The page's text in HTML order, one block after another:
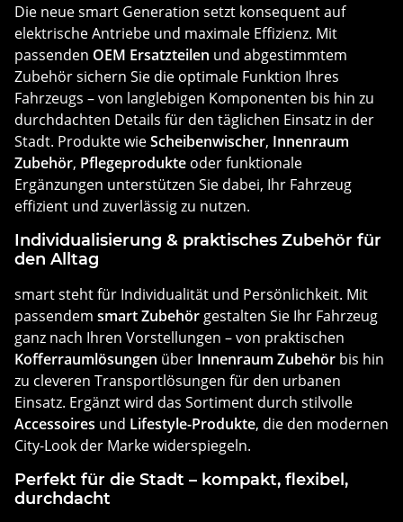
Die neue smart Generation setzt konsequent auf
elektrische Antriebe und maximale Effizienz. Mit
passenden OEM Ersatzteilen und abgestimmtem
Zubehör sichern Sie die optimale Funktion Ihres
Fahrzeugs – von langlebigen Komponenten bis hin zu
durchdachten Details für den täglichen Einsatz in der
Stadt. Produkte wieScheibenwischer, Innenraum
Zubehör, Pflegeprodukte oder funktionale
Ergänzungen unterstützen Sie dabei, Ihr Fahrzeug
effizient und zuverlässig zu nutzen.
Individualisierung & praktisches Zubehör für
den Alltag
smart steht für Individualität und Persönlichkeit. Mit
passendem smart Zubehör gestalten Sie Ihr Fahrzeug
ganz nach Ihren Vorstellungen – von praktischen
Kofferraumlösungen über Innenraum Zubehör bis hin
zu cleveren Transportlösungen für den urbanen
Einsatz. Ergänzt wird das Sortiment durch stilvolle
Accessoires und Lifestyle-Produkte, die den modernen
City-Look der Marke widerspiegeln.
Perfekt für die Stadt – kompakt, flexibel,
durchdacht